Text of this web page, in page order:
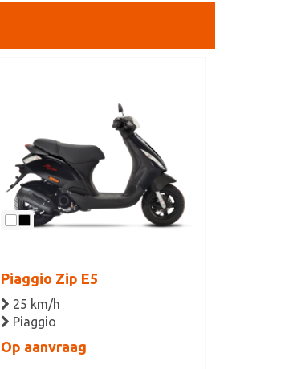
Piaggio Zip E5
25 km/h
Piaggio
Op aanvraag